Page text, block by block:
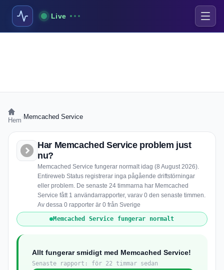
Live
Hem Memcached Service
Har Memcached Service problem just
nu?
Memcached Service fungerar normalt idag (8 August 2026).
Entireweb Status registrerar inga pågående driftstörningar
eller problem. De senaste 24 timmarna har Memcached
Service fått 1 användarrapporter, varav 0 den senaste timmen.
Av dessa 0 rapporter är 0 från Sverige
Memcached Service fungerar normalt
Allt fungerar smidigt med Memcached Service!
Senaste rapport: för 22 timmar sedan